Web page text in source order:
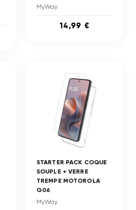
MyWay
14,99 €
STARTER PACK COQUE
SOUPLE + VERRE
TREMPE MOTOROLA
G06
MyWay